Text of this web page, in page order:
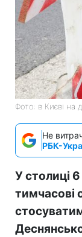
Фото: в Києві на
Не
РБК-
У столиці
тимчасові